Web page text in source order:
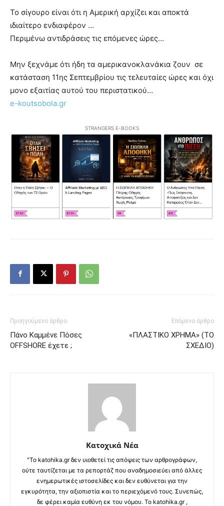
Το σίγουρο είναι ότι η Αμερική αρχίζει και αποκτά
ιδιαίτερο ενδιαφέρον …
Περιμένω αντιδράσεις τις επόμενες ώρες…
Μην ξεχνάμε ότι ήδη τα αμερικανοκλανάκια ζουν σε
κατάσταση 11ης Σεπτεμβρίου τις τελευταίες ώρες και όχι
μονο εξαιτίας αυτού του περιστατικού…
e-koutsobola.gr
STRANGERS E-BOOKS
Προηγούμενο άρθρο
Πάνο Καμμένε Πόσες
OFFSHORE έχετε ;
Επόμενο άρθρο
«ΠΛΑΣΤΙΚΟ ΧΡΗΜΑ» (ΤΟ
ΣΧΕΔΙΟ)
Κατοχικά Νέα
"Το katohika.gr δεν υιοθετεί τις απόψεις των αρθρογράφων,
ούτε ταυτίζεται με τα ρεπορτάζ που αναδημοσιεύει από άλλες
ενημερωτικές ιστοσελίδες και δεν ευθύνεται για την
εγκυρότητα, την αξιοπιστία και το περιεχόμενό τους. Συνεπώς,
δε φέρει καμία ευθύνη εκ του νόμου. Το katohika.gr ,